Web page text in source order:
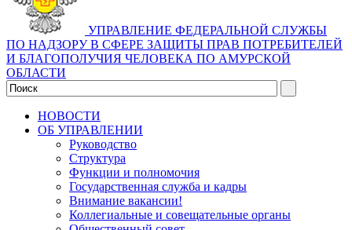
УПРАВЛЕНИЕ ФЕДЕРАЛЬНОЙ СЛУЖБЫ
ПО НАДЗОРУ В СФЕРЕ ЗАЩИТЫ ПРАВ ПОТРЕБИТЕЛЕЙ
И БЛАГОПОЛУЧИЯ ЧЕЛОВЕКА ПО АМУРСКОЙ
ОБЛАСТИ
НОВОСТИ
ОБ УПРАВЛЕНИИ
Руководство
Структура
Функции и полномочия
Государственная служба и кадры
Внимание вакансии!
Коллегиальные и совещательные органы